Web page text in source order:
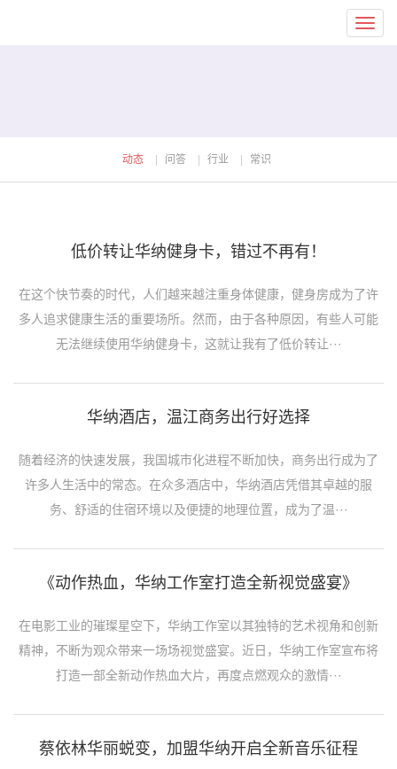
动态 问答 行业 常识
低价转让华纳健身卡，错过不再有！
在这个快节奏的时代，人们越来越注重身体健康，健身房成为了许
多人追求健康生活的重要场所。然而，由于各种原因，有些人可能
无法继续使用华纳健身卡，这就让我有了低价转让···
华纳酒店，温江商务出行好选择
随着经济的快速发展，我国城市化进程不断加快，商务出行成为了
许多人生活中的常态。在众多酒店中，华纳酒店凭借其卓越的服
务、舒适的住宿环境以及便捷的地理位置，成为了温···
《动作热血，华纳工作室打造全新视觉盛宴》
在电影工业的璀璨星空下，华纳工作室以其独特的艺术视角和创新
精神，不断为观众带来一场场视觉盛宴。近日，华纳工作室宣布将
打造一部全新动作热血大片，再度点燃观众的激情···
蔡依林华丽蜕变，加盟华纳开启全新音乐征程